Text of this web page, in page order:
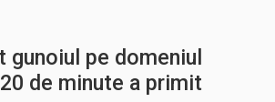
gunoiul pe domeniul
de minute a primit